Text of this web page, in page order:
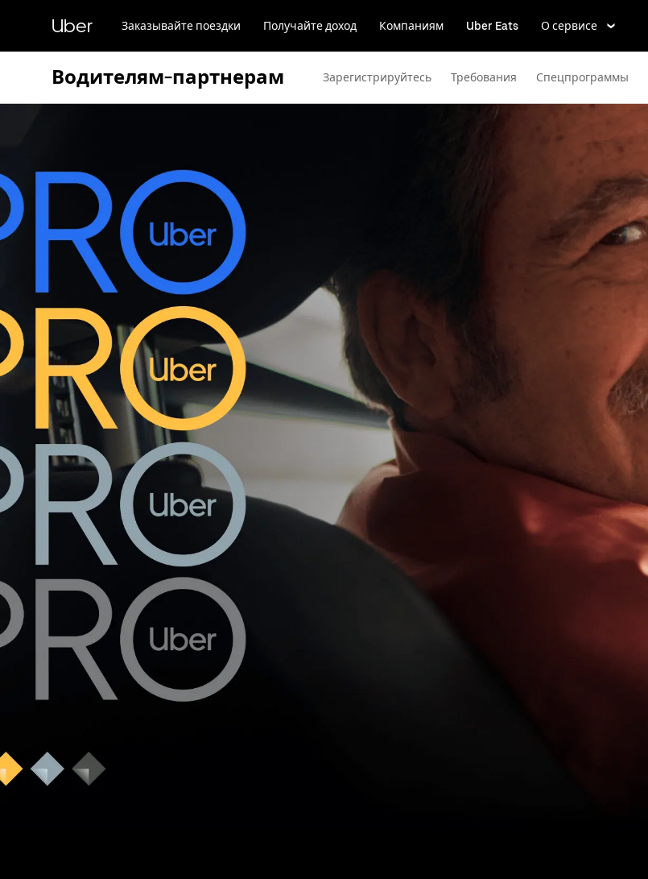
к
содержимому
Uber Заказывайте поездки Получайте доход Компаниям Uber Eats О сервисе
Водителям-партнерам Зарегистрируйтесь Требования Спецпрограммы